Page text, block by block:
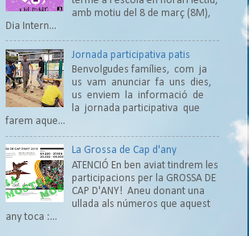
amb motiu del 8 de març (8M),
Dia Intern...
Jornada participativa patis
Benvolgudes famílies, com ja
us vam anunciar fa uns dies,
us enviem la informació de
la jornada participativa que
farem aque...
La Grossa de Cap d'any
ATENCIÓ En ben aviat tindrem les
participacions per la GROSSA DE
CAP D'ANY! Aneu donant una
ullada als números que aquest
any toca :...